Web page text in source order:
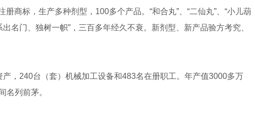
册商标，生产多种剂型，100多个产品。“和合丸”、“二仙丸”、“小儿葫
出名门、独树一帜”，三百多年经久不衰。新剂型、新产品验方考究、
，240台（套）机械加工设备和483名在册职工。年产值3000多万
名列前茅。